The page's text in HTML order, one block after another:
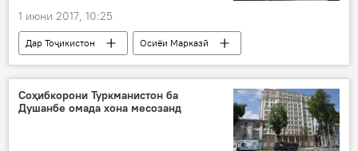
1 июни 2017, 10:25
Дар Тоҷикистон
Осиёи Марказӣ
Ҳамаи хабарҳо
Ӯзбекистон марз
Соҳибкорони Туркманистон ба
Душанбе омада хона месозанд